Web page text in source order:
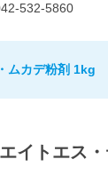
532-5860
ムカデ粉剤 1kg
イトエス